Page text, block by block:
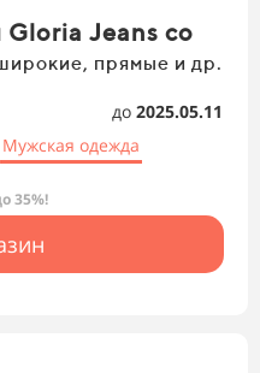
Jeans со
прямые и др.
до 2025.05.11
Мужская одежда
35%!